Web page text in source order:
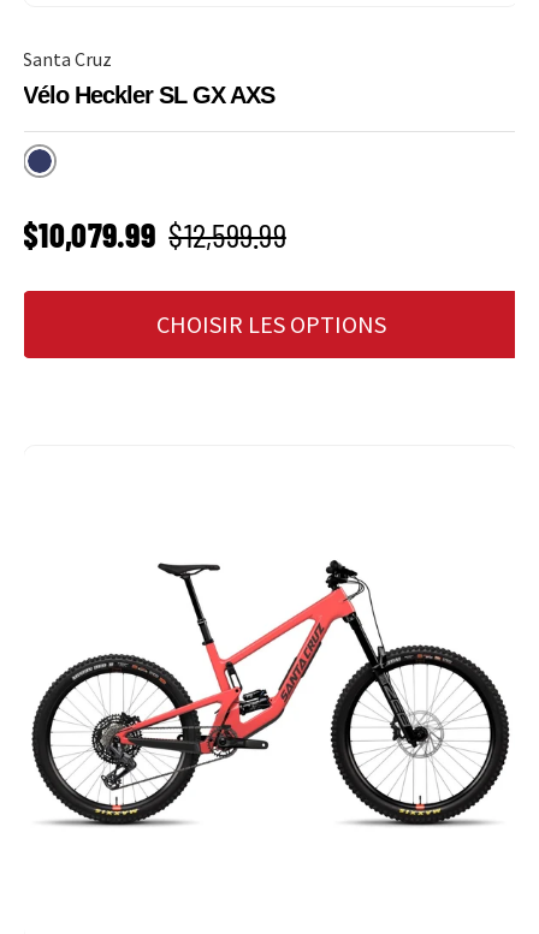
Santa Cruz
Vélo Heckler SL GX AXS
Matte Dark Blue
PRIX SOLDÉ
$10,079.99 Prix habituel
$12,599.99
CHOISIR LES OPTIONS